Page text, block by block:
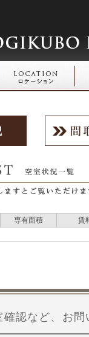
専有面積
賃
確認など、お